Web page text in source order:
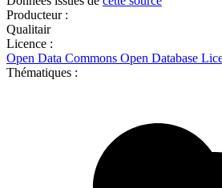
Producteur :
Qualitair
Licence :
Open Data Commons Open Database
Thématiques :